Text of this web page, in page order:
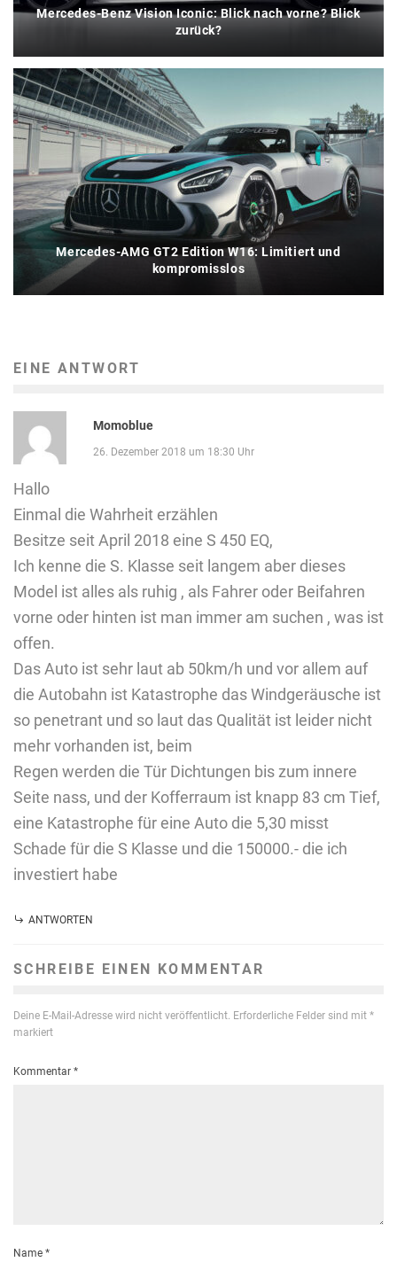
Mercedes-Benz Vision Iconic: Blick nach vorne? Blick
zurück?
Mercedes-AMG GT2 Edition W16: Limitiert und
kompromisslos
EINE ANTWORT
Momoblue
26. Dezember 2018 um 18:30 Uhr
Hallo
Einmal die Wahrheit erzählen
Besitze seit April 2018 eine S 450 EQ,
Ich kenne die S. Klasse seit langem aber dieses
Model ist alles als ruhig , als Fahrer oder Beifahren
vorne oder hinten ist man immer am suchen , was ist
offen.
Das Auto ist sehr laut ab 50km/h und vor allem auf
die Autobahn ist Katastrophe das Windgeräusche ist
so penetrant und so laut das Qualität ist leider nicht
mehr vorhanden ist, beim
Regen werden die Tür Dichtungen bis zum innere
Seite nass, und der Kofferraum ist knapp 83 cm Tief,
eine Katastrophe für eine Auto die 5,30 misst
Schade für die S Klasse und die 150000.- die ich
investiert habe
ANTWORTEN
SCHREIBE EINEN KOMMENTAR
Deine E-Mail-Adresse wird nicht veröffentlicht. Erforderliche Felder sind mit *
markiert
Kommentar *
Name *